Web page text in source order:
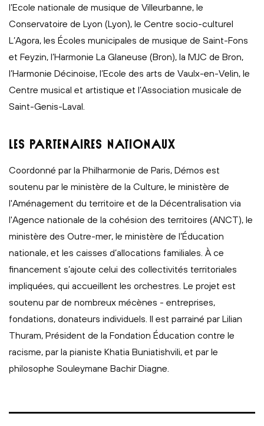
l’Ecole nationale de musique de Villeurbanne, le
Conservatoire de Lyon (Lyon), le Centre socio-culturel
L’Agora, les Écoles municipales de musique de Saint-Fons
et Feyzin, l’Harmonie La Glaneuse (Bron), la MJC de Bron,
l’Harmonie Décinoise, l’Ecole des arts de Vaulx-en-Velin, le
Centre musical et artistique et l’Association musicale de
Saint-Genis-Laval.
LES PARTENAIRES NATIONAUX
Coordonné par la Philharmonie de Paris, Démos est
soutenu par le ministère de la Culture, le ministère de
l'Aménagement du territoire et de la Décentralisation via
l'Agence nationale de la cohésion des territoires (ANCT), le
ministère des Outre-mer, le ministère de l’Éducation
nationale, et les caisses d’allocations familiales. À ce
financement s’ajoute celui des collectivités territoriales
impliquées, qui accueillent les orchestres. Le projet est
soutenu par de nombreux mécènes - entreprises,
fondations, donateurs individuels. Il est parrainé par Lilian
Thuram, Président de la Fondation Éducation contre le
racisme, par la pianiste Khatia Buniatishvili, et par le
philosophe Souleymane Bachir Diagne.